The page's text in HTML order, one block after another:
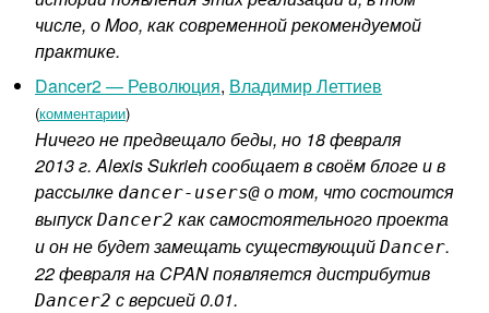
числе, о Moo, как современной рекомендуемой
практике.
Dancer2 — Революция, Владимир Леттиев
(комментарии)
Ничего не предвещало беды, но 18 февраля
2013 г. Alexis Sukrieh сообщает в своём блоге и в
рассылке dancer-users@ о том, что состоится
выпуск Dancer2 как самостоятельного проекта
и он не будет замещать существующий Dancer.
22 февраля на CPAN появляется дистрибутив
Dancer2 с версией 0.01.